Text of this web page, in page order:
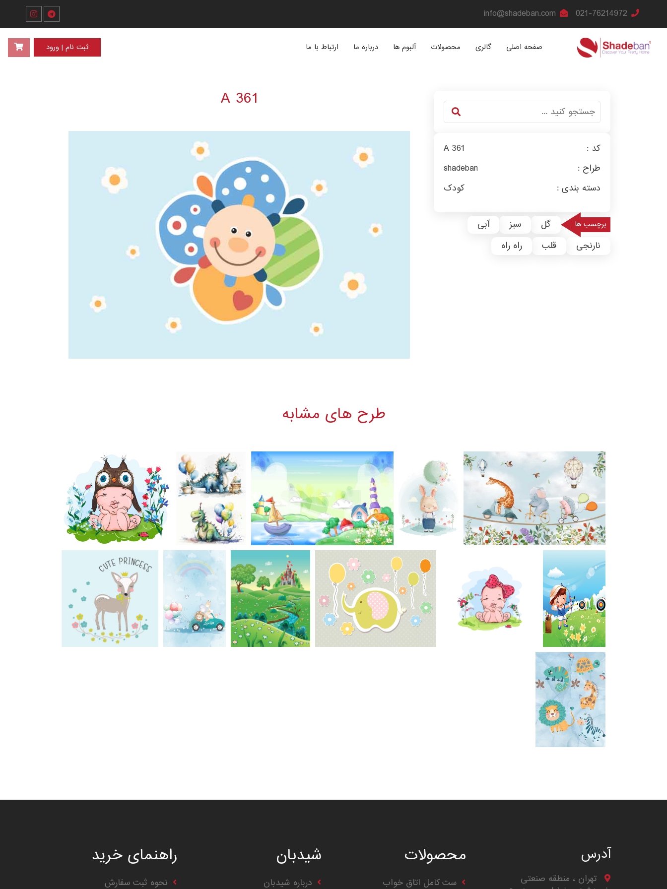
021-76214972
info@shadeban.com
صفحه اصلی گالری محصولات آلبوم ها درباره ما ارتباط با ما ثبت نام | ورود
A 361
کد :
A 361
طراح :
shadeban
دسته بندی :
کودک
برچسب ها گل سبز
آبی
نارنجی
قلب راه راه
طرح های مشابه
آدرس
تهران ، منطقه صنعتی
محصولات
ست کامل اتاق خواب
شیدبان
درباره شیدبان
راهنمای خرید
نحوه ثبت سفارش